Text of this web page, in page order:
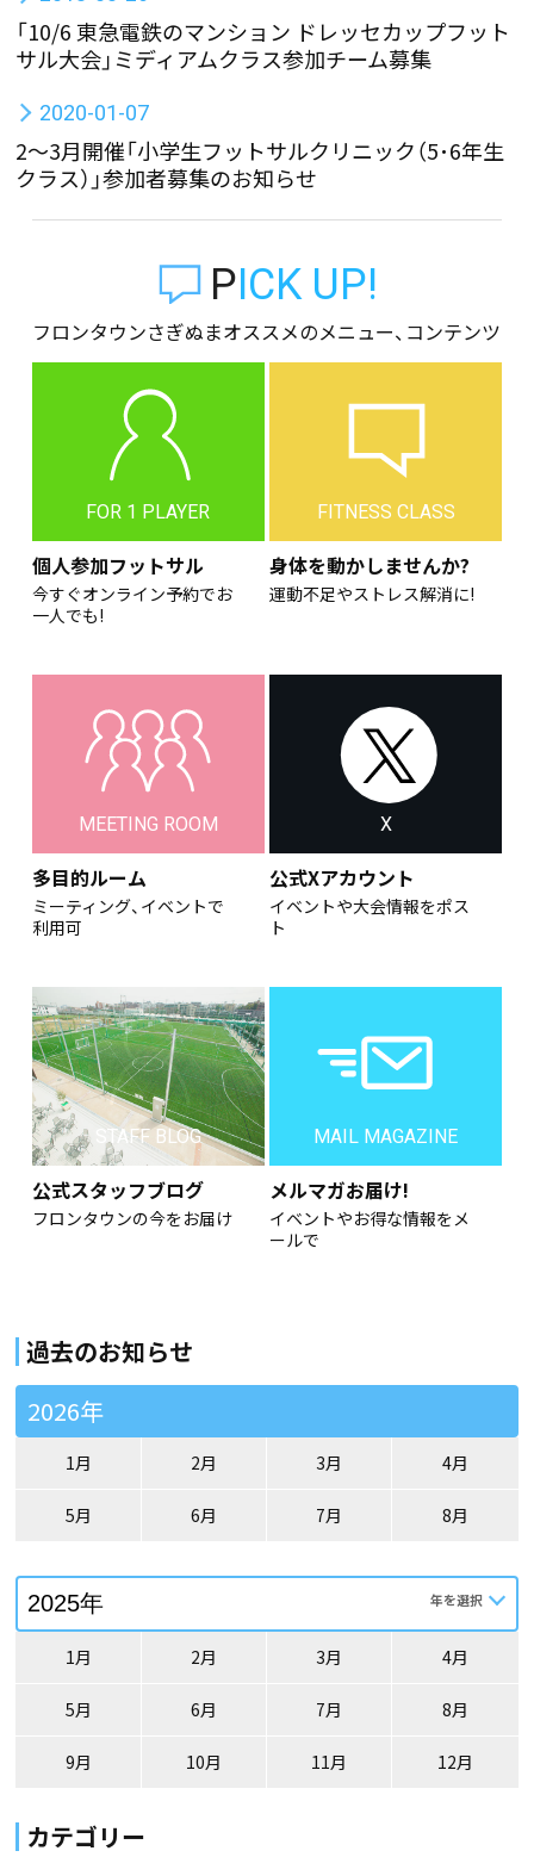
「10/6 東急電鉄のマンション ドレッセカップフット
サル大会」ミディアムクラス参加チーム募集
2020-01-07
2～3月開催「小学生フットサルクリニック（5･6年生
クラス）」参加者募集のお知らせ
PICK UP!
フロンタウンさぎぬまオススメのメニュー、コンテンツ
FOR 1 PLAYER
個人参加フットサル
今すぐオンライン予約でお
一人でも!
FITNESS CLASS
身体を動かしませんか?
運動不足やストレス解消に!
MEETING ROOM
多目的ルーム
ミーティング、イベントで
利用可
X
公式Xアカウント
イベントや大会情報をポス
ト
STAFF BLOG
公式スタッフブログ
フロンタウンの今をお届け
MAIL MAGAZINE
メルマガお届け!
イベントやお得な情報をメ
ールで
過去のお知らせ
2026年
1月 2月 3月 4月
5月 6月 7月 8月
1月 2月 3月 4月
5月 6月 7月 8月
9月 10月 11月 12月
カテゴリー